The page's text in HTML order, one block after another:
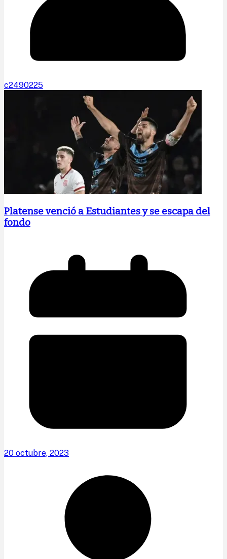
c2490225
Platense venció a Estudiantes y se escapa del
fondo
20 octubre, 2023